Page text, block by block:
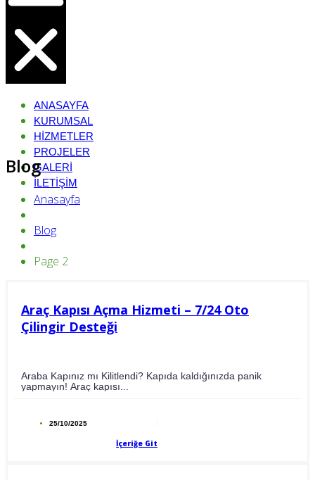
ANASAYFA
KURUMSAL
HIZMETLER
PROJELER
GALERI
İLETIŞIM
Blog
Anasayfa
Blog
Page 2
Araç Kapısı Açma Hizmeti – 7/24 Oto
Çilingir Desteği
Araba Kapınız mı Kilitlendi? Kapıda kaldığınızda panik
yapmayın! Araç kapısı...
25/10/2025
İçeriğe Git